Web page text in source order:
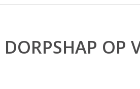
DORPSHAP OP